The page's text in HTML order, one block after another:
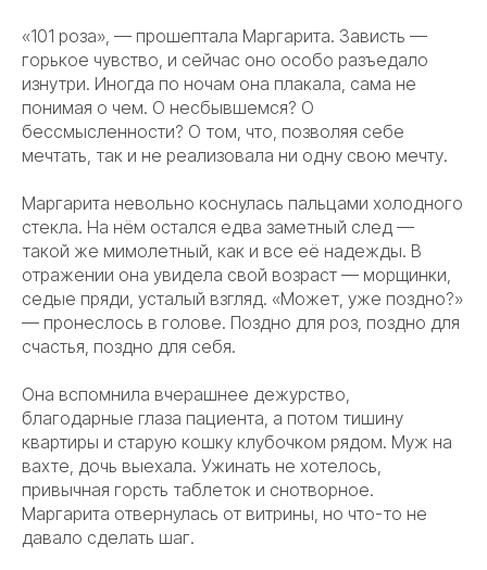
«101 роза», — прошептала Маргарита. Зависть —
горькое чувство, и сейчас оно особо разъедало
изнутри. Иногда по ночам она плакала, сама не
понимая о чем. О несбывшемся? О
бессмысленности? О том, что, позволяя себе
мечтать, так и не реализовала ни одну свою мечту.
Маргарита невольно коснулась пальцами холодного
стекла. На нём остался едва заметный след —
такой же мимолетный, как и все её надежды. В
отражении она увидела свой возраст — морщинки,
седые пряди, усталый взгляд. «Может, уже поздно?»
— пронеслось в голове. Поздно для роз, поздно для
счастья, поздно для себя.
Она вспомнила вчерашнее дежурство,
благодарные глаза пациента, а потом тишину
квартиры и старую кошку клубочком рядом. Муж на
вахте, дочь выехала. Ужинать не хотелось,
привычная горсть таблеток и снотворное.
Маргарита отвернулась от витрины, но что-то не
давало сделать шаг.